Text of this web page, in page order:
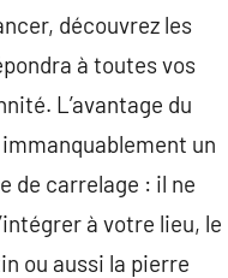
découvrez les
à toutes vos
L’avantage du
un
de carrelage : il ne
à votre lieu, le
ou aussi la pierre